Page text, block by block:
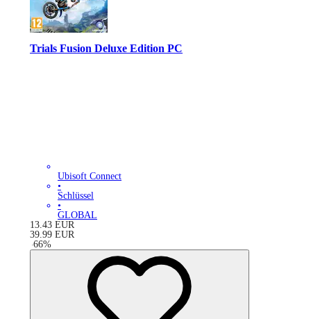
Trials Fusion Deluxe Edition PC
Ubisoft Connect
•
Schlüssel
•
GLOBAL
13.43 EUR
39.99 EUR
-66%